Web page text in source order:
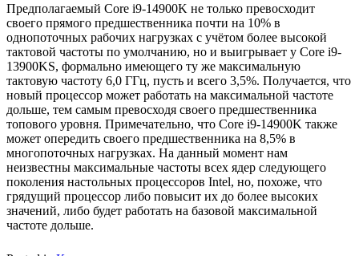
Предполагаемый Core i9-14900K не только превосходит
своего прямого предшественника почти на 10% в
однопоточных рабочих нагрузках с учётом более высокой
тактовой частоты по умолчанию, но и выигрывает у Core i9-
13900KS, формально имеющего ту же максимальную
тактовую частоту 6,0 ГГц, пусть и всего 3,5%. Получается, что
новый процессор может работать на максимальной частоте
дольше, тем самым превосходя своего предшественника
топового уровня. Примечательно, что Core i9-14900K также
может опередить своего предшественника на 8,5% в
многопоточных нагрузках. На данный момент нам
неизвестны максимальные частоты всех ядер следующего
поколения настольных процессоров Intel, но, похоже, что
грядущий процессор либо повысит их до более высоких
значений, либо будет работать на базовой максимальной
частоте дольше.